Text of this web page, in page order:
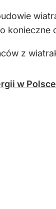
konieczne
z
w